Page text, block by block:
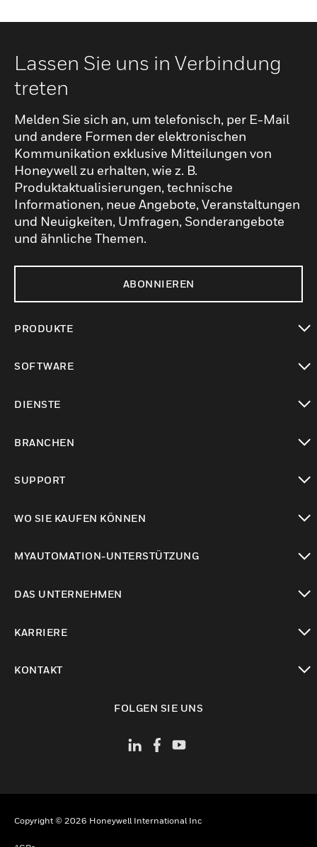
Lassen Sie uns in Verbindung
treten
Melden Sie sich an, um telefonisch, per E-Mail
und andere Formen der elektronischen
Kommunikation exklusive Mitteilungen von
Honeywell zu erhalten, wie z. B.
Produktaktualisierungen, technische
Informationen, neue Angebote, Veranstaltungen
und Neuigkeiten, Umfragen, Sonderangebote
und ähnliche Themen.
ABONNIEREN
PRODUKTE
SOFTWARE
DIENSTE
BRANCHEN
SUPPORT
WO SIE KAUFEN KÖNNEN
MYAUTOMATION-UNTERSTÜTZUNG
DAS UNTERNEHMEN
KARRIERE
KONTAKT
FOLGEN SIE UNS
Copyright © 2026 Honeywell International Inc